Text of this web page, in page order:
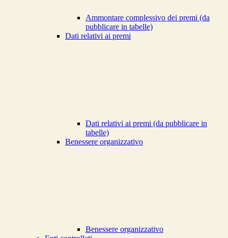
Ammontare complessivo dei premi (da
pubblicare in tabelle)
Dati relativi ai premi
Dati relativi ai premi (da pubblicare in
tabelle)
Benessere organizzativo
Benessere organizzativo